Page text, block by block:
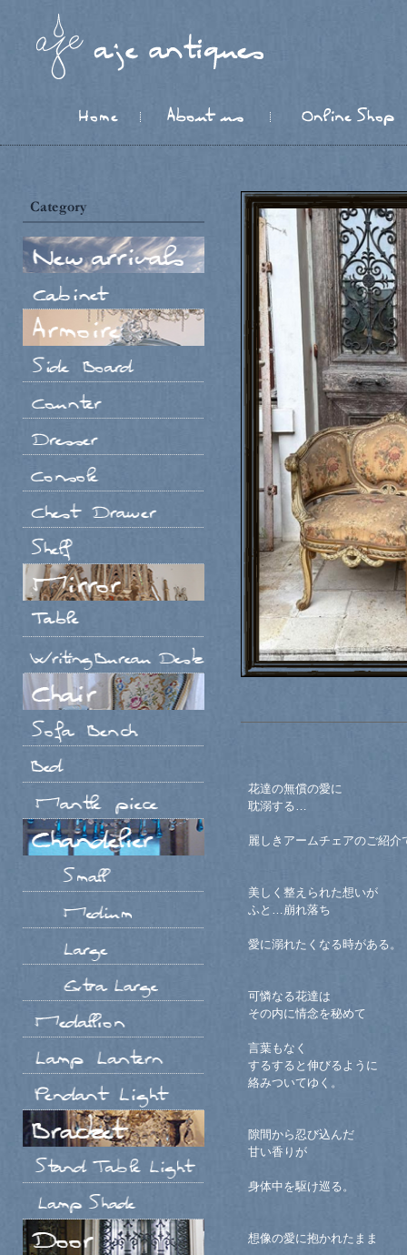
花達の無償の愛に
耽溺する…
麗しきアームチェアのご紹介
美しく整えられた想いが
ふと…崩れ落ち
愛に溺れたくなる時がある。
可憐なる花達は
その内に情念を秘めて
言葉もなく
するすると伸びるように
絡みついてゆく。
隙間から忍び込んだ
甘い香りが
身体中を駆け巡る。
想像の愛に抱かれたまま